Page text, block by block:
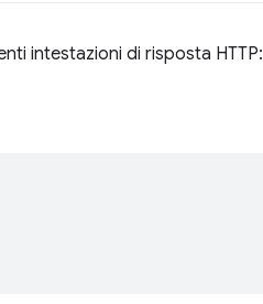
intestazioni di risposta HTTP: